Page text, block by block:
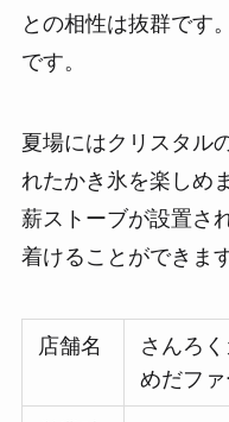
との相性は抜群です
です。
夏場にはクリスタル
れたかき氷を楽しめ
薪ストーブが設置さ
着けることができます
店舗名
さんろ
めだファ